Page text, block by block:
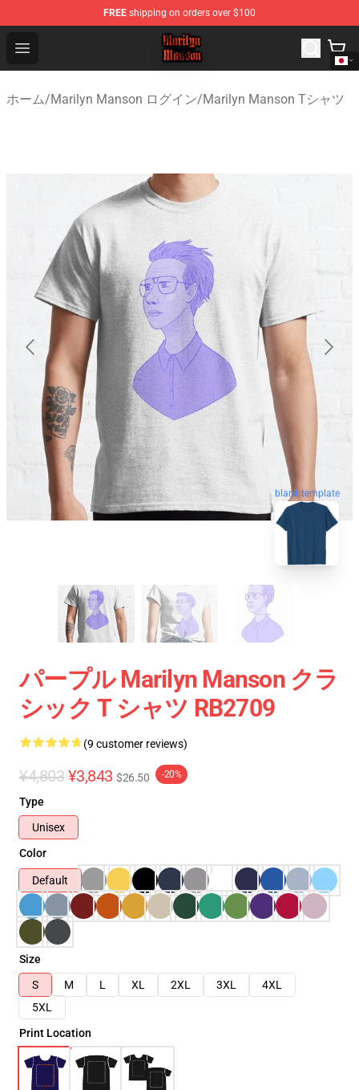
FREE shipping on orders over $100
Open menu
Marilyn Manson Shop - Official Marilyn Manson
ホーム/Marilyn Manson ログイン/Marilyn Manson Tシャツ
blank template
パープル Marilyn Manson クラ
シック T シャツ RB2709
(9 customer reviews)
¥4,803 ¥3,843 $26.50 -20%
Type
Unisex
Color
Default
Size
S
M L XL 2XL 3XL
4XL
5XL
Print Location